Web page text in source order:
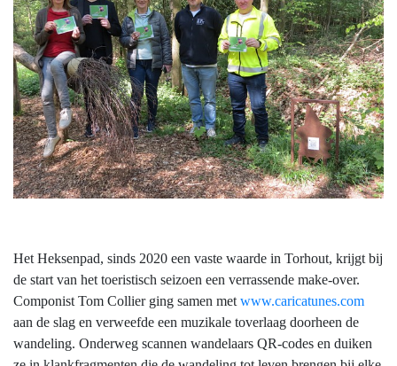
Het Heksenpad, sinds 2020 een vaste waarde in Torhout, krijgt bij
de start van het toeristisch seizoen een verrassende make-over.
Componist Tom Collier ging samen met www.caricatunes.com
aan de slag en verweefde een muzikale toverlaag doorheen de
wandeling. Onderweg scannen wandelaars QR-codes en duiken